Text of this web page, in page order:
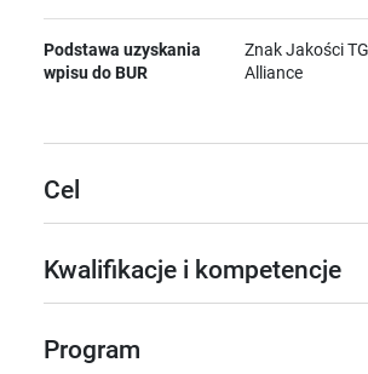
Podstawa uzyskania
wpisu do BUR
Znak Jakości
Alliance
Cel
Kwalifikacje i kompetencje
Program